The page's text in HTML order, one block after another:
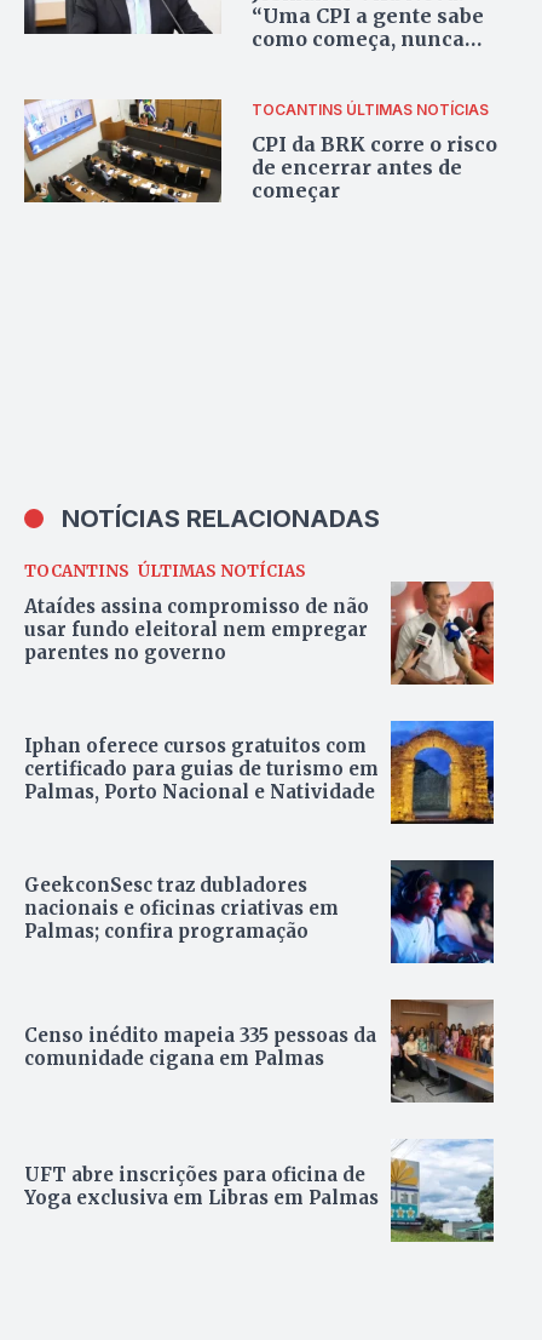
“Uma CPI a gente sabe
como começa, nunca
TOCANTINS ÚLTIMAS NOTÍCIAS
CPI da BRK corre o risco
de encerrar antes de
começar
NOTÍCIAS RELACIONADAS
TOCANTINS ÚLTIMAS NOTÍCIAS
Ataídes assina compromisso de não
usar fundo eleitoral nem empregar
parentes no governo
Iphan oferece cursos gratuitos com
certificado para guias de turismo em
Palmas, Porto Nacional e Natividade
GeekconSesc traz dubladores
nacionais e oficinas criativas em
Palmas; confira programação
Censo inédito mapeia 335 pessoas da
comunidade cigana em Palmas
UFT abre inscrições para oficina de
Yoga exclusiva em Libras em Palmas